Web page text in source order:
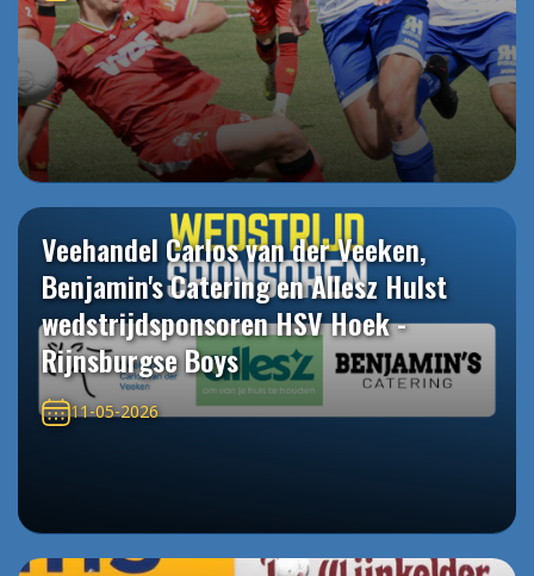
Veehandel Carlos van der Veeken,
Benjamin's Catering en Allesz Hulst
wedstrijdsponsoren HSV Hoek -
Rijnsburgse Boys
11-05-2026